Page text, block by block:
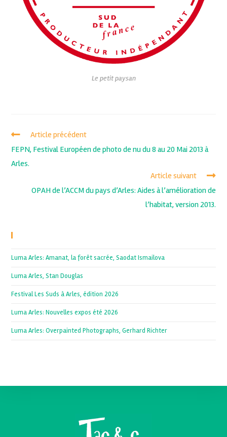
Le petit paysan
Article précédent
FEPN, Festival Européen de photo de nu du 8 au 20 Mai 2013 à
Arles.
Article suivant
OPAH de l’ACCM du pays d’Arles: Aides à l’amélioration de
l’habitat, version 2013.
Luma Arles: Amanat, la forêt sacrée, Saodat Ismailova
Luma Arles, Stan Douglas
Festival Les Suds à Arles, édition 2026
Luma Arles: Nouvelles expos été 2026
Luma Arles: Overpainted Photographs, Gerhard Richter